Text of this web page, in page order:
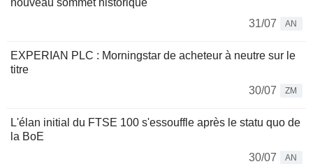
31/07
AN
EXPERIAN PLC : Morningstar de acheteur à neutre sur le
titre
30/07
ZM
L'élan initial du FTSE 100 s'essouffle après le statu quo de
la BoE
30/07
AN